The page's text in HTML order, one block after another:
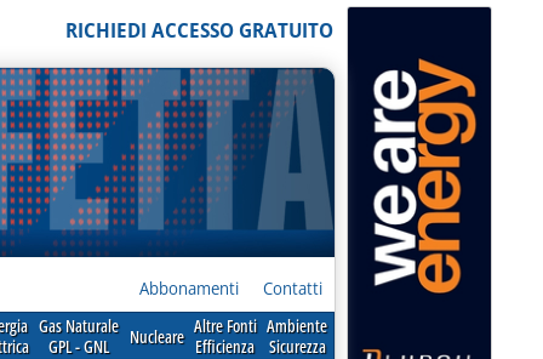
RICHIEDI ACCESSO GRATUITO
Abbonamenti Contatti
Gas Naturale
GPL - GNL
Nucleare Altre Fonti
Efficienza
Ambiente
Sicurezza